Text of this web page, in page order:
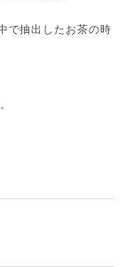
で抽出したお茶の時